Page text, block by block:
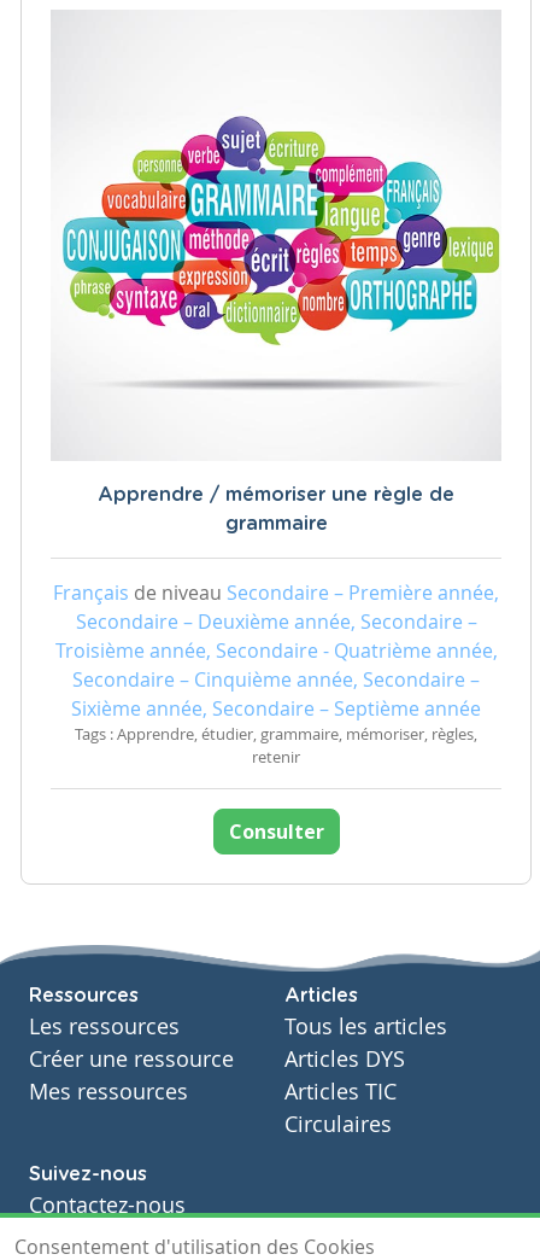
Apprendre / mémoriser une règle de
grammaire
Français de niveau Secondaire – Première année,
Secondaire – Deuxième année, Secondaire –
Troisième année, Secondaire - Quatrième année,
Secondaire – Cinquième année, Secondaire –
Sixième année, Secondaire – Septième année
Tags : Apprendre, étudier, grammaire, mémoriser, règles,
retenir
Consulter
Ressources
Les ressources
Créer une ressource
Mes ressources
Articles
Tous les articles
Articles DYS
Articles TIC
Circulaires
Suivez-nous
Contactez-nous
Soutien scolaire
Consentement d'utilisation des Cookies